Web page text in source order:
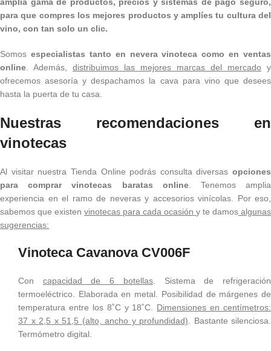
para que compres los mejores productos y amplíes tu cultura del
vino, con tan solo un clic.
Somos especialistas tanto en nevera vinoteca como en ventas
online . Además, distribuimos las mejores marcas del mercado y
ofrecemos asesoría y despachamos la cava para vino que desees
hasta la puerta de tu casa.
Nuestras recomendaciones en
vinotecas
Al visitar nuestra Tienda Online podrás consulta diversas opciones
para comprar vinotecas baratas online. Tenemos amplia
experiencia en el ramo de neveras y accesorios vinícolas. Por eso,
sabemos que existen vinotecas para cada ocasión y te damos algunas
sugerencias:
Vinoteca Cavanova CV006F
Con capacidad de 6 botellas. Sistema de refrigeración
termoeléctrico. Elaborada en metal. Posibilidad de márgenes de
temperatura entre los 8˚C y 18˚C. Dimensiones en centímetros:
37 x 2,5 x 51,5 (alto, ancho y profundidad) . Bastante silenciosa.
Termómetro digital.